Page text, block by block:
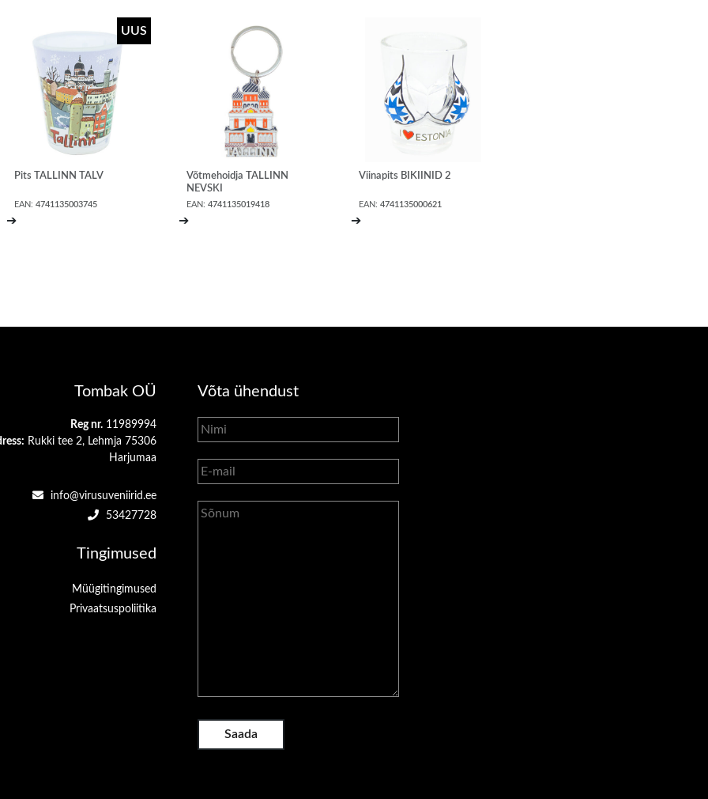
Pits TALLINN TALV
EAN: 4741135003745
➔
Võtmehoidja TALLINN
NEVSKI
EAN: 4741135019418
➔
Viinapits BIKIINID 2
EAN: 4741135000621
➔
Tombak OÜ
Reg nr. 11989994
Rukki tee 2, Lehmja 75306
Harjumaa
info@virusuveniirid.ee
53427728
Tingimused
Müügitingimused
Privaatsuspoliitika
Võta ühendust